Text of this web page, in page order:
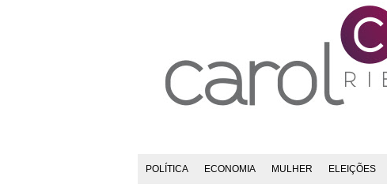
POLÍTICA ECONOMIA MULHER ELEIÇÕES